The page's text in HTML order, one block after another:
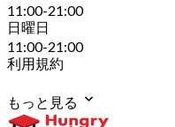
11:00-21:00
日曜日
11:00-21:00
利用規約
もっと見る